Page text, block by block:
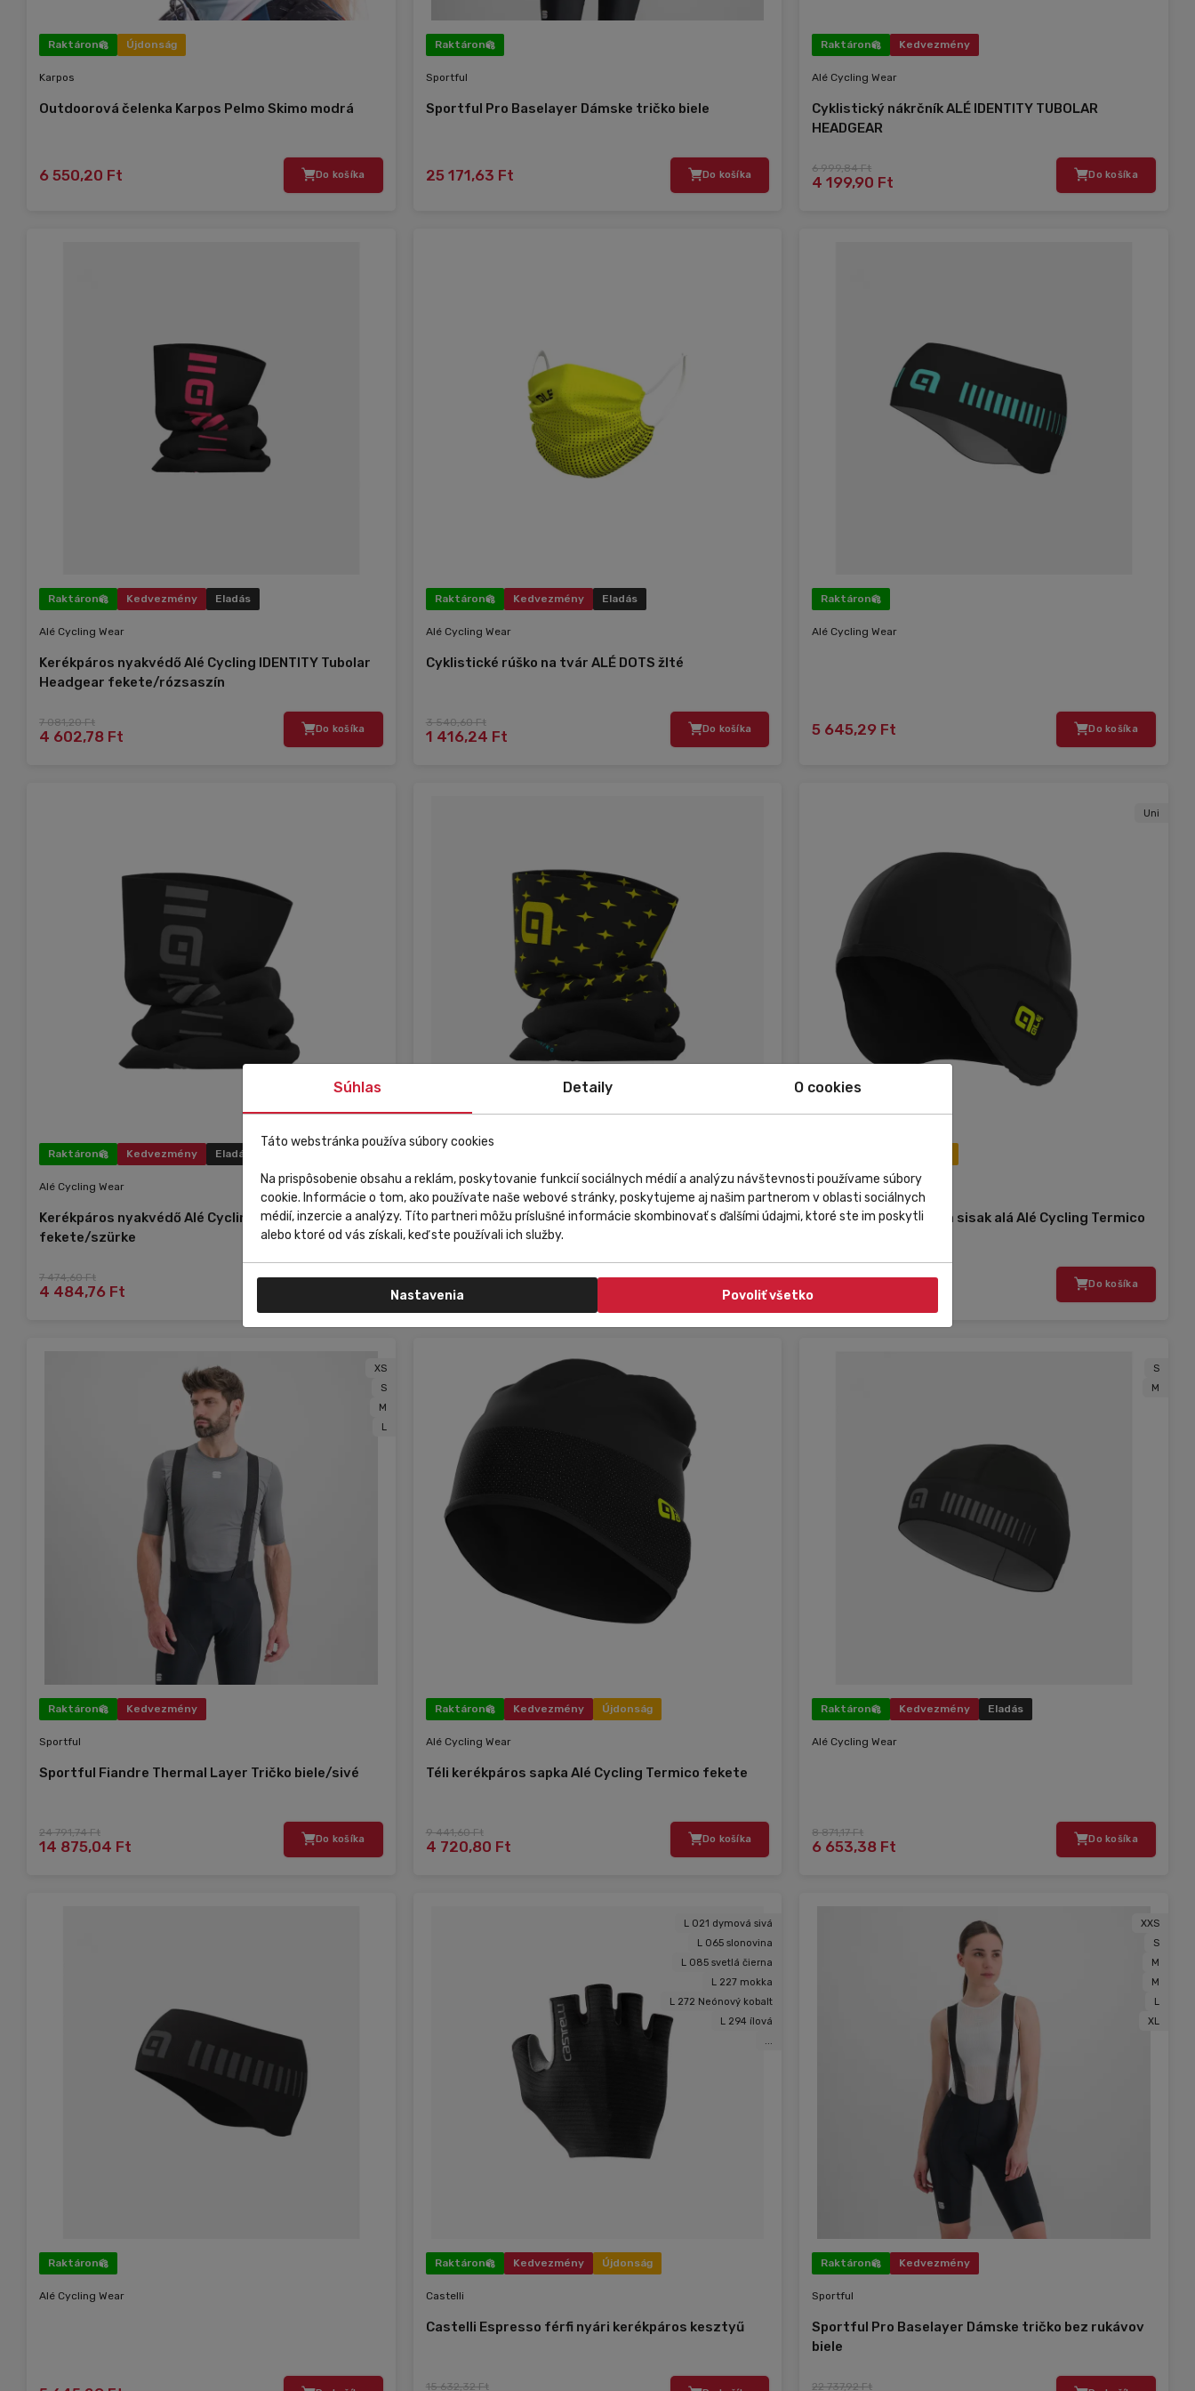
Raktáron Újdonság
Karpos
Outdoorová čelenka Karpos Pelmo Skimo modrá
6 550,20 Ft Do košíka
Raktáron
Sportful
Sportful Pro Baselayer Dámske tričko biele
25 171,63 Ft Do košíka
Raktáron Kedvezmény
Alé Cycling Wear
Cyklistický nákrčník ALÉ IDENTITY TUBOLAR
HEADGEAR
6 999,84 Ft
4 199,90 Ft Do košíka
Raktáron Kedvezmény Eladás
Alé Cycling Wear
Kerékpáros nyakvédő Alé Cycling IDENTITY Tubolar
Headgear fekete/rózsaszín
7 081,20 Ft
4 602,78 Ft Do košíka
Raktáron Kedvezmény Eladás
Alé Cycling Wear
Cyklistické rúško na tvár ALÉ DOTS žlté
3 540,60 Ft
1 416,24 Ft Do košíka
Raktáron
Alé Cycling Wear
5 645,29 Ft Do košíka
Raktáron Kedvezmény Eladás
Alé Cycling Wear
Kerékpáros nyakvédő Alé Cycling Accessori Identity
fekete/szürke
7 474,60 Ft
4 484,76 Ft
Alé Cycling Wear
Kerékpáros nyakvédő Alé Cycling Accessori Stars
fekete/sárga
7 081,20 Ft
4 248,72 Ft
Uni
Alé Cycling Wear
Téli kerékpáros sapka sisak alá Alé Cycling Termico
Do košíka
XS
S
M
L
Raktáron Kedvezmény
Sportful
Sportful Fiandre Thermal Layer Tričko biele/sivé
24 791,74 Ft
14 875,04 Ft Do košíka
Raktáron Kedvezmény Újdonság
Alé Cycling Wear
Téli kerékpáros sapka Alé Cycling Termico fekete
9 441,60 Ft
4 720,80 Ft Do košíka
S
M
Raktáron Kedvezmény Eladás
Alé Cycling Wear
8 871,17 Ft
6 653,38 Ft Do košíka
Raktáron
Alé Cycling Wear
L 021 dymová sivá
L 065 slonovina
L 085 svetlá čierna
L 227 mokka
L 272 Neónový kobalt
L 294 ílová
...
Raktáron Kedvezmény Újdonság
Castelli
Castelli Espresso férfi nyári kerékpáros kesztyű
15 632,32 Ft
XXS
S
M
M
L
XL
Raktáron Kedvezmény
Sportful
Sportful Pro Baselayer Dámske tričko bez rukávov
biele
22 737,92 Ft
Súhlas Detaily O cookies
Táto webstránka používa súbory cookies
Na prispôsobenie obsahu a reklám, poskytovanie funkcií sociálnych médií a analýzu návštevnosti používame súbory
cookie. Informácie o tom, ako používate naše webové stránky, poskytujeme aj našim partnerom v oblasti sociálnych
médií, inzercie a analýzy. Títo partneri môžu príslušné informácie skombinovať s ďalšími údajmi, ktoré ste im poskytli
alebo ktoré od vás získali, keď ste používali ich služby.
Nastavenia Povoliť všetko